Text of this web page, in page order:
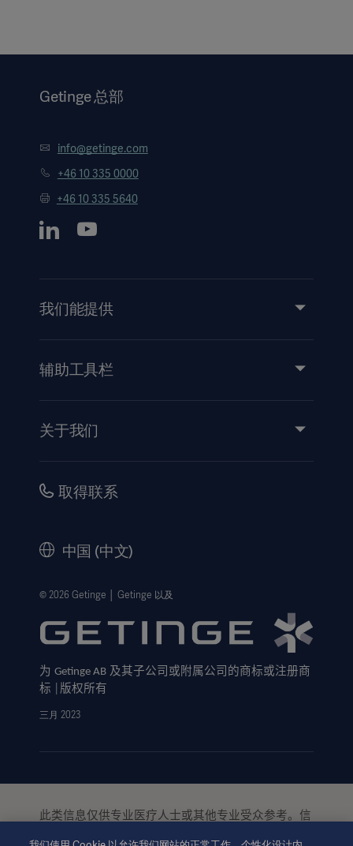
Getinge 总部
info@getinge.com
+46 10 335 0000
+46 10 335 5640
我们能提供
产品和解决方案
辅助工具栏
活动
关于我们
职业
隐私政策
网站免责声明
Cookie 注意事项
数据主体申请表
取得联系
中国 (中文)
© 2026 Getinge │ Getinge 以及
为 Getinge AB 及其子公司或附属公司的商标或注册商
标
版权所有
三月 2023
此类信息仅供专业医疗人士或其他专业受众参考。信